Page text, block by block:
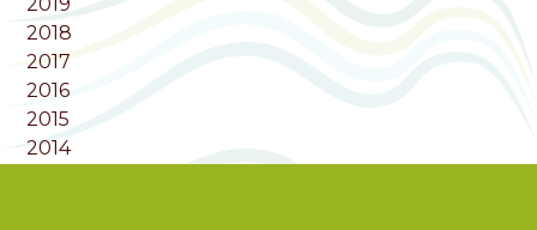
2018
2017
2016
2015
2014